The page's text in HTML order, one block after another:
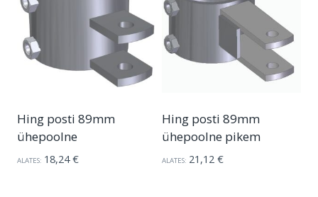
Hing posti 89mm
ühepoolne
ALATES: 18,24€
Hing posti 89mm
ühepoolne pikem
ALATES: 21,12 €